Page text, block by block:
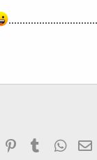
Reddit PinterestTumblr